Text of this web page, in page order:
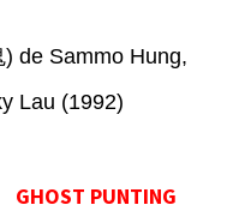
de Sammo Hung,
Lau (1992)
GHOST PUNTING